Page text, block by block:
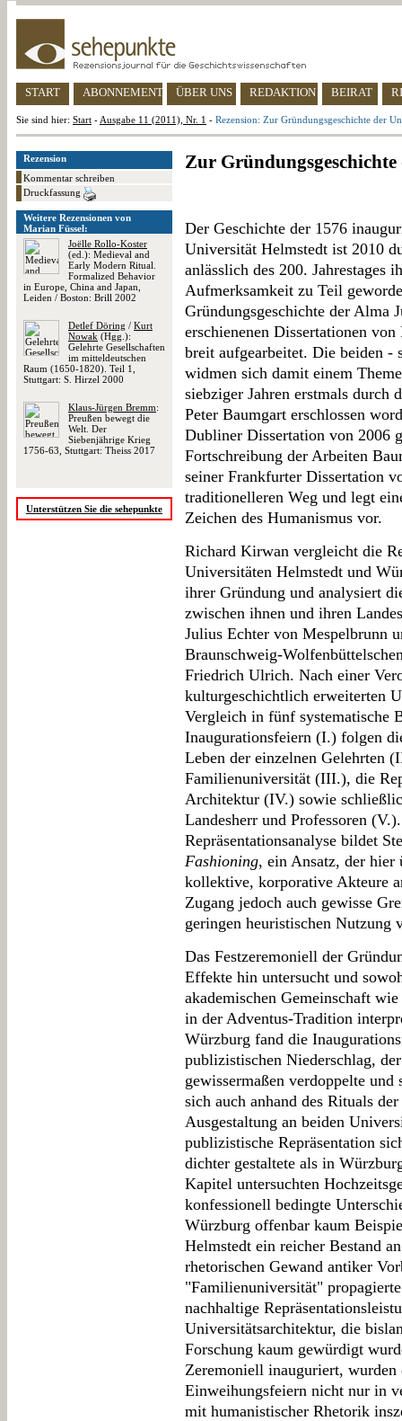
START ABONNEMENT ÜBER UNS REDAKTION BEIRAT
Sie sind hier: Start - Ausgabe 11 (2011), Nr. 1 - Rezension: Zur Gründungsgeschichte der
Rezension
Kommentar schreiben
Druckfassung
Weitere Rezensionen von
Marian Füssel:
Joëlle Rollo-Koster
(ed.): Medieval and
Early Modern Ritual.
Formalized Behavior
in Europe, China and Japan,
Leiden / Boston: Brill 2002
Detlef Döring / Kurt
Nowak (Hgg.):
Gelehrte Gesellschaften
im mitteldeutschen
Raum (1650-1820). Teil 1,
Stuttgart: S. Hirzel 2000
Klaus-Jürgen Bremm:
Preußen bewegt die
Welt. Der
Siebenjährige Krieg
1756-63, Stuttgart: Theiss 2017
Unterstützen Sie die sehepunkte
Zur
Der Geschichte der 1576
Universität Helmstedt ist 2010
anlässlich des 200. Jahrestages
Aufmerksamkeit zu Teil
Gründungsgeschichte der Alma
erschienenen Dissertationen
breit aufgearbeitet. Die beiden -
widmen sich damit einem
siebziger Jahren erstmals durch
Peter Baumgart erschlossen
Dubliner Dissertation von 2006
Fortschreibung der Arbeiten
seiner Frankfurter Dissertation
traditionelleren Weg und legt
Zeichen des Humanismus vor.
Richard Kirwan vergleicht die
Universitäten Helmstedt und
ihrer Gründung und analysiert
zwischen ihnen und ihren
Julius Echter von Mespelbrunn
Braunschweig-
Friedrich Ulrich. Nach einer
kulturgeschichtlich erweiterten
Vergleich in fünf systematische
Inaugurationsfeiern (I.) folgen
Leben der einzelnen Gelehrten
Familienuniversität (III.), die
Architektur (IV.) sowie
Landesherr und Professoren
Repräsentationsanalyse bildet
Fashioning, ein Ansatz, der hier
kollektive, korporative Akteure
Zugang jedoch auch gewisse
geringen heuristischen
Das Festzeremoniell der
Effekte hin untersucht und
akademischen Gemeinschaft
in der Adventus-Tradition
Würzburg fand die
publizistischen Niederschlag,
gewissermaßen verdoppelte
sich auch anhand des Rituals
Ausgestaltung an beiden
publizistische Repräsentation
dichter gestaltete als in
Kapitel untersuchten
konfessionell bedingte
Würzburg offenbar kaum
Helmstedt ein reicher Bestand
rhetorischen Gewand antiker
"Familienuniversität"
nachhaltige
Universitätsarchitektur, die
Forschung kaum gewürdigt
Zeremoniell inauguriert, wurden
Einweihungsfeiern nicht nur in
mit humanistischer Rhetorik